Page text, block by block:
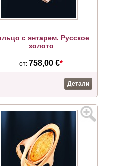
с янтарем. Русское
золото
от: 758,00 €*
Детали